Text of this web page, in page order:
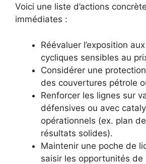
Voici une liste d’actions
immédiates :
Réévaluer l’exposition
cycliques sensibles au
Considérer une
des couvertures pétrole
Renforcer les lignes sur
défensives ou avec
opérationnels (ex. plan
résultats solides).
Maintenir une poche de
saisir les opportunités de